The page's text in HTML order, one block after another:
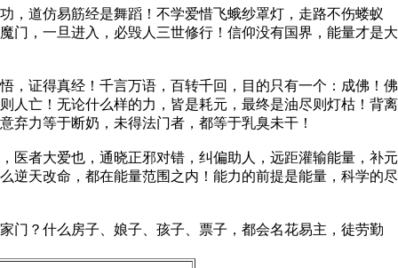
道仿易筋经是舞蹈！不学爱惜飞蛾纱罩灯，走路不伤蝼蚁
门，一旦进入，必毁人三世修行！信仰没有国界，能量才是大
证得真经！千言万语，百转千回，目的只有一个：成佛！佛
人亡！无论什么样的力，皆是耗元，最终是油尽则灯枯！背离
弃力等于断奶，未得法门者，都等于乳臭未干！
者大爱也，通晓正邪对错，纠偏助人，远距灌输能量，补元
逆天改命，都在能量范围之内！能力的前提是能量，科学的尽
？什么房子、娘子、孩子、票子，都会名花易主，徒劳勤